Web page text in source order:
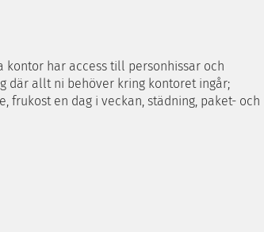
har access till personhissar och
där allt ni behöver kring kontoret ingår;
frukost en dag i veckan, städning, paket- och